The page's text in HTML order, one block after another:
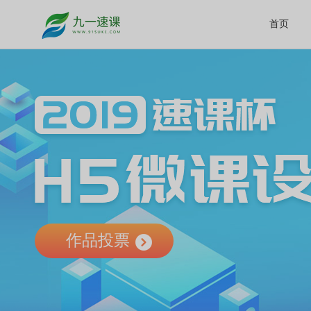
首页
作品投票